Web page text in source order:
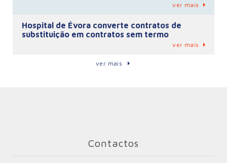
ver mais
Hospital de Évora converte contratos de
substituição em contratos sem termo
ver mais
ver mais
Contactos